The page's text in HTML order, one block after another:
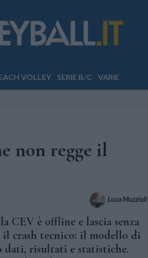
VOLLEY SERIE B/C VARIE
non regge il
Luca Muzzioli
CEV è offline e lascia senza
crash tecnico: il modello di
dati, risultati e statistiche.